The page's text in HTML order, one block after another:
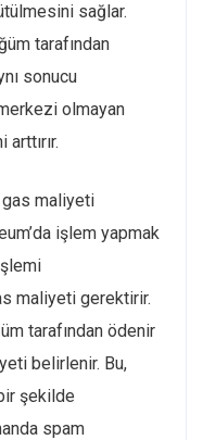
sağlar.
tarafından
sonucu
olmayan
gas maliyeti
işlem yapmak
maliyeti gerektirir.
tarafından ödenir
belirlenir. Bu,
şekilde
spam